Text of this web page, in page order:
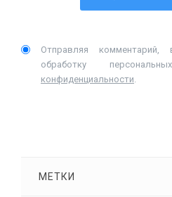
Отправляя
обработку
конфиденциальности.
МЕТКИ